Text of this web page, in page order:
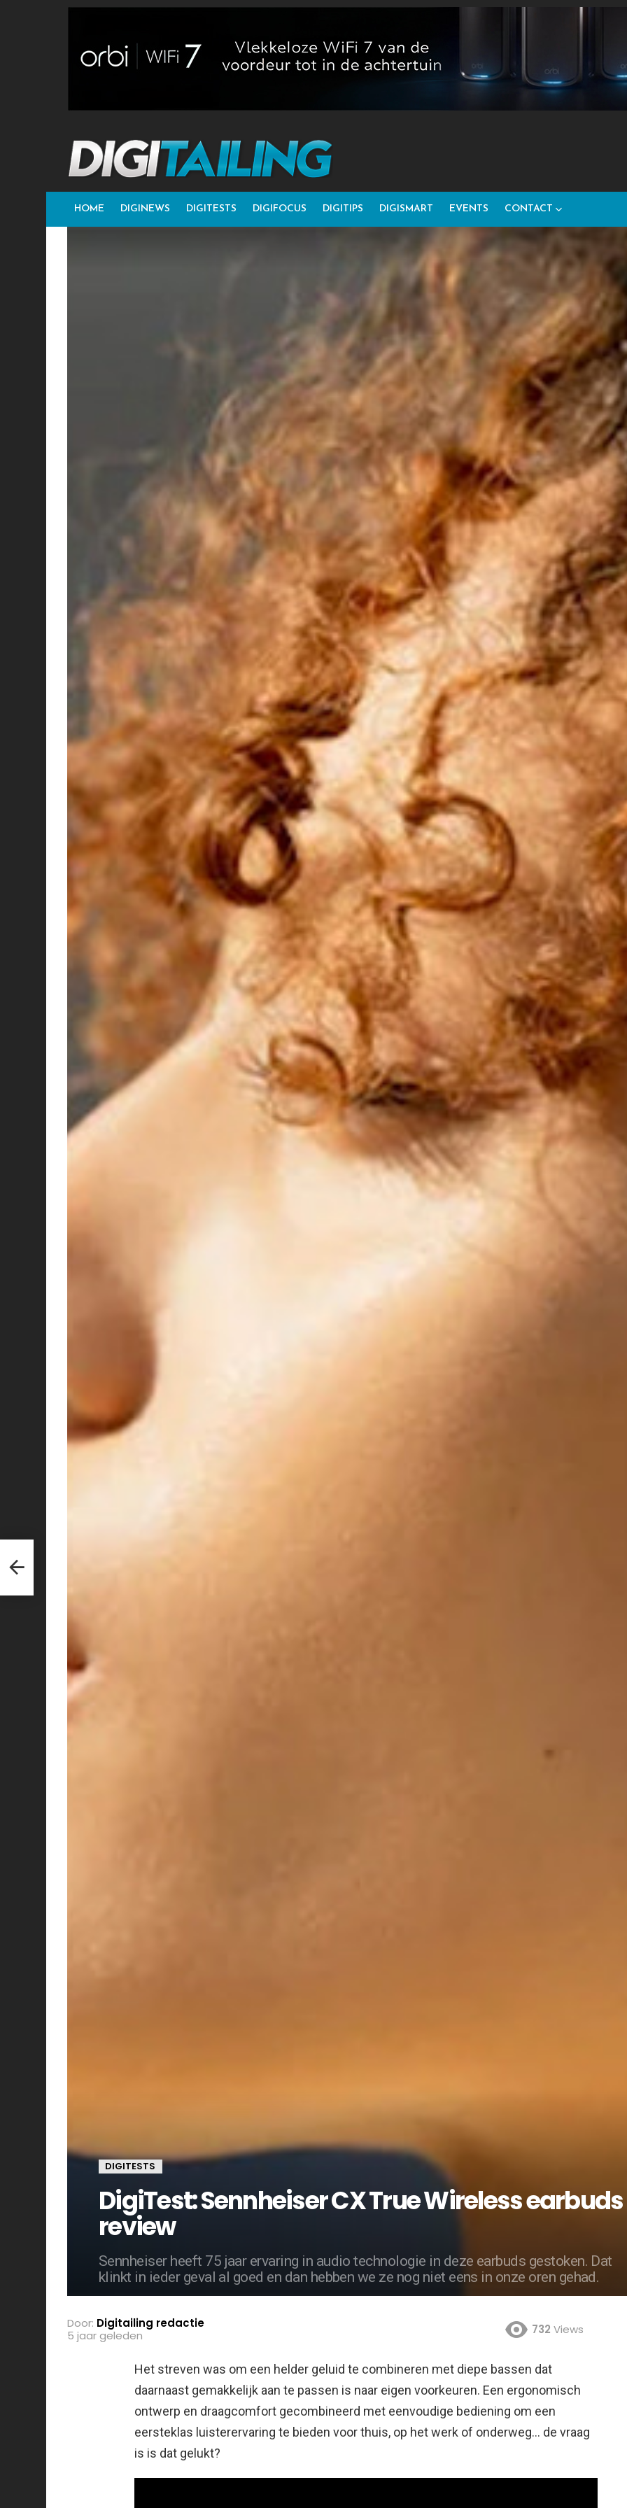
HOME DIGINEWS DIGITESTS DIGIFOCUS DIGITIPS DIGISMART EVENTS CONTACT
DIGITESTS
DigiTest: Sennheiser CX True Wireless earbuds
review
Sennheiser heeft 75 jaar ervaring in audio technologie in deze earbuds gestoken. Dat
klinkt in ieder geval al goed en dan hebben we ze nog niet eens in onze oren gehad.
Door: Digitailing redactie
5 jaar geleden
732 Views
Het streven was om een helder geluid te combineren met diepe bassen dat
daarnaast gemakkelijk aan te passen is naar eigen voorkeuren. Een ergonomisch
ontwerp en draagcomfort gecombineerd met eenvoudige bediening om een
eersteklas luisterervaring te bieden voor thuis, op het werk of onderweg… de vraag
is is dat gelukt?